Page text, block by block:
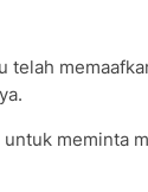
telah
meminta